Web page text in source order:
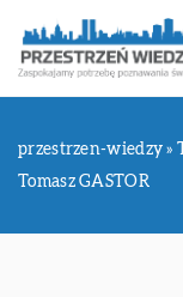
przestrzen-wiedzy »
Tomasz GASTOR